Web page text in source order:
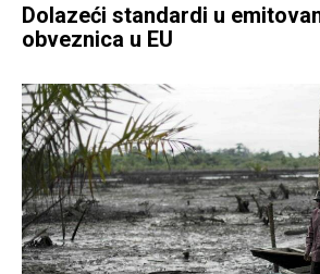
Dolazeći standardi u
obveznica u EU